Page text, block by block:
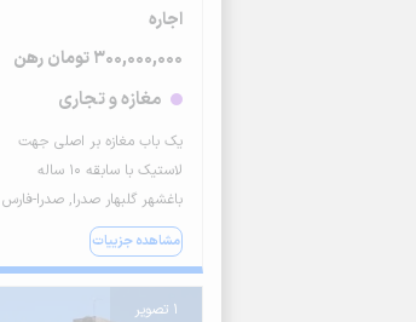
اجاره
300,000,000 تومان رهن
مغازه و تجاری
یک باب مغازه بر اصلی جهت
لاستیک با سابقه ۱۰ ساله
باغشهر گلبهار صدرا, صدرا-فارس
مشاهده جزییات
1 تصویر